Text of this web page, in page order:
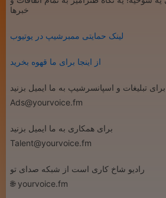
خبرها
لینک حمایتی ممبرشیپ در یوتیوب
از اینجا برای ما قهوه بخرید
برای تبلیغات و اسپانسرشیپ به ما ایمیل بزنید
Ads@yourvoice.fm
برای همکاری به ما ایمیل بزنید
Talent@yourvoice.fm
رادیو شاخ کاری است از شبکه صدای تو
🌐 yourvoice.fm